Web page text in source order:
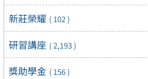
新莊榮耀 ( 102 )
研習講座 ( 2,193 )
獎助學金 ( 156 )